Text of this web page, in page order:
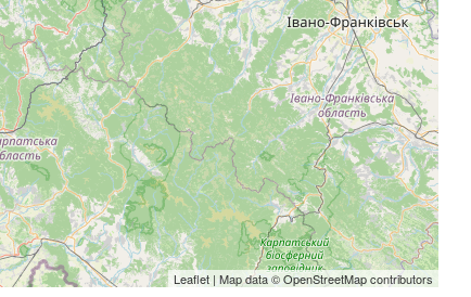
Leaflet | Map data ©OpenStreetMapcontributors